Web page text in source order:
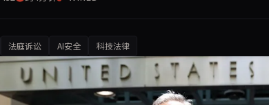
法庭诉讼 AI安全 科技法律